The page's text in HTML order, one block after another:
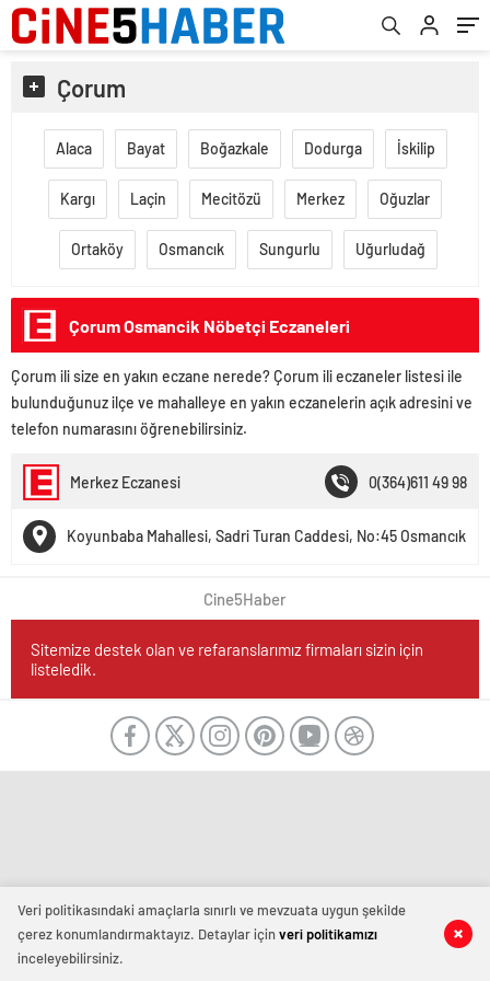
Çorum
Alaca Bayat Boğazkale Dodurga İskilip
Kargı Laçin Mecitözü Merkez Oğuzlar
Ortaköy Osmancık Sungurlu Uğurludağ
Çorum Osmancik Nöbetçi Eczaneleri
Çorum ili size en yakın eczane nerede? Çorum ili eczaneler listesi ile
bulunduğunuz ilçe ve mahalleye en yakın eczanelerin açık adresini ve
telefon numarasını öğrenebilirsiniz.
Merkez Eczanesi 0(364)611 49 98
Koyunbaba Mahallesi, Sadri Turan Caddesi, No:45 Osmancık
Cine5Haber
Sitemize destek olan ve refaranslarımız firmaları sizin için
listeledik.
Veri politikasındaki amaçlarla sınırlı ve mevzuata uygun şekilde
çerez konumlandırmaktayız. Detaylar içinveri politikamızı
inceleyebilirsiniz.